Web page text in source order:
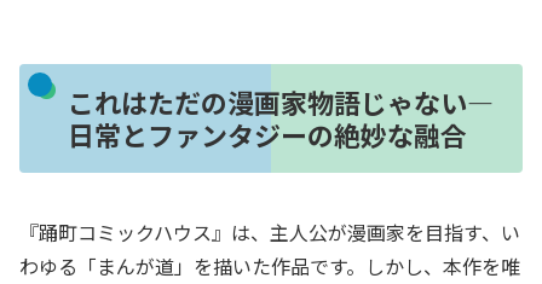
これはただの漫画家物語じゃない―
日常とファンタジーの絶妙な融合
『踊町コミックハウス』は、主人公が漫画家を目指す、い
わゆる「まんが道」を描いた作品です。しかし、本作を唯